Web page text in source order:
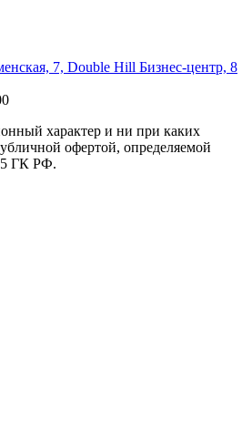
7, Double Hill ​Бизнес-центр, 8
характер и ни при каких
офертой, определяемой
ГК РФ.